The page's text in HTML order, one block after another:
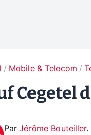
Mobile & Telecom
Cegetel
Par Jérôme Bouteiller.